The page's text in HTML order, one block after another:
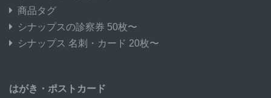
商品タグ
シナップスの診察券 50枚〜
シナップス 名刺・カード 20枚〜
はがき・ポストカード